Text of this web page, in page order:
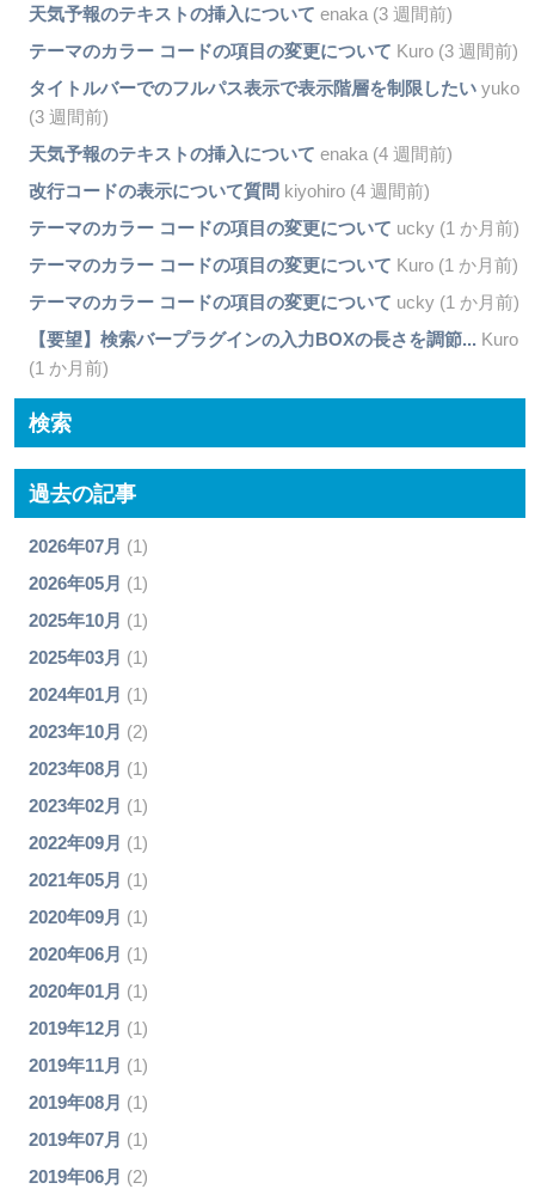
天気予報のテキストの挿入について enaka (3 週間前)
テーマのカラー コードの項目の変更について Kuro (3 週間前)
タイトルバーでのフルパス表示で表示階層を制限したいyuko
(3 週間前)
天気予報のテキストの挿入について enaka (4 週間前)
改行コードの表示について質問 kiyohiro (4 週間前)
テーマのカラー コードの項目の変更について ucky (1 か月前)
テーマのカラー コードの項目の変更について Kuro (1 か月前)
テーマのカラー コードの項目の変更について ucky (1 か月前)
【要望】検索バープラグインの入力BOXの長さを調節... Kuro
(1 か月前)
検索
過去の記事
2026年07月 (1)
2026年05月 (1)
2025年10月 (1)
2025年03月 (1)
2024年01月 (1)
2023年10月 (2)
2023年08月 (1)
2023年02月 (1)
2022年09月 (1)
2021年05月 (1)
2020年09月 (1)
2020年06月 (1)
2020年01月 (1)
2019年12月 (1)
2019年11月 (1)
2019年08月 (1)
2019年07月 (1)
2019年06月 (2)